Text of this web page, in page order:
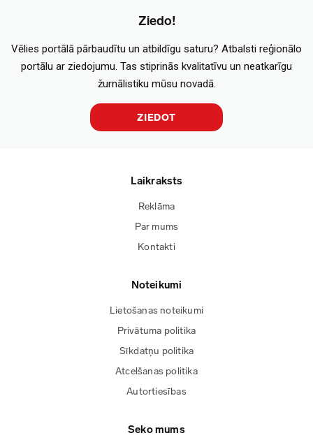
Ziedo!
Vēlies portālā pārbaudītu un atbildīgu saturu? Atbalsti reģionālo
portālu ar ziedojumu. Tas stiprinās kvalitatīvu un neatkarīgu
žurnālistiku mūsu novadā.
ZIEDOT
Laikraksts
Reklāma
Par mums
Kontakti
Noteikumi
Lietošanas noteikumi
Privātuma politika
Sīkdatņu politika
Atcelšanas politika
Autortiesības
Seko mums